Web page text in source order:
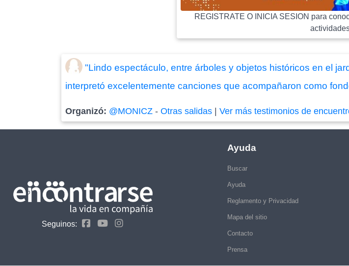
REGISTRATE O INICIA SESION para
"Lindo espectáculo, entre árboles y objetos históricos en el
interpretó excelentemente canciones que acompañaron como
Organizó: @MONICZ -Otras salidas |Ver más testimonios de
Seguinos:
Ayuda
Buscar
Ayuda
Reglamento y Privacidad
Mapa del sitio
Contacto
Prensa